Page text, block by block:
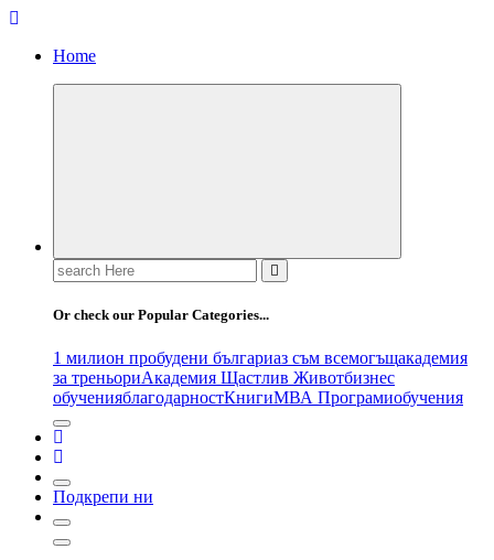
Home
Search
for:
Or check our Popular Categories...
1 милион пробудени българиаз съм всемогъщакадемия
за треньориАкадемия Щастлив Животбизнес
обученияблагодарностКнигиМВА Програмиобучения
Подкрепи ни